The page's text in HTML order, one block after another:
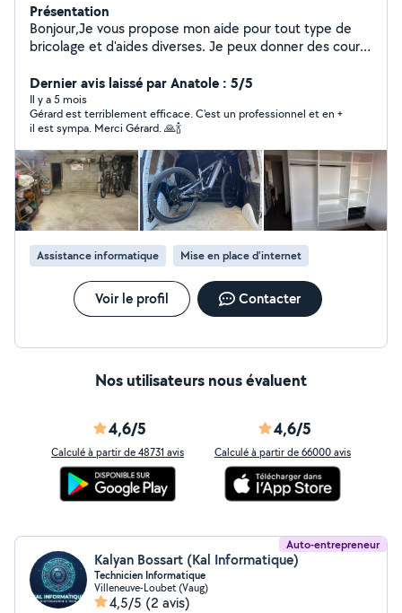
Présentation
Bonjour,Je vous propose mon aide pour tout type de
bricolage et d'aides diverses. Je peux donner des cours
dépannages et récupérer des données. Cordialement
Dernier avis laissé par Anatole : 5/5
Il y a 5 mois
Gérard est terriblement efficace. C'est un professionnel et en +
il est sympa. Merci Gérard. 🙏🍾
Assistance informatique Mise en place d'internet
Voir le profil Contacter
Nos utilisateurs nous évaluent
4,6/5
Calculé à partir de 48731 avis
4,6/5
Calculé à partir de 66000 avis
Auto-entrepreneur
Kalyan Bossart (Kal Informatique)
Technicien Informatique
Villeneuve-Loubet (Vaug)
4,5/5 (2 avis)